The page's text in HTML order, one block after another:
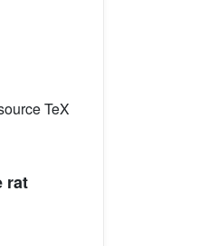
TeX
rat